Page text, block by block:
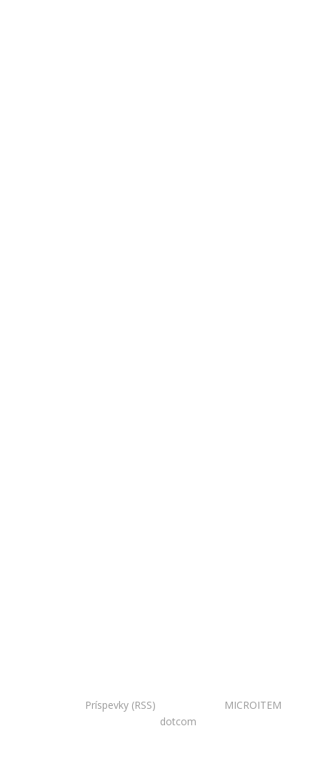
Príspevky (RSS) MICROITEM
dotcom